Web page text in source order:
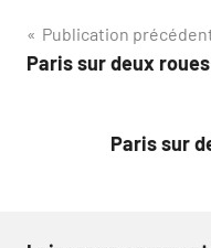
Navigation
de
Publication
Paris sur deux
Paris sur